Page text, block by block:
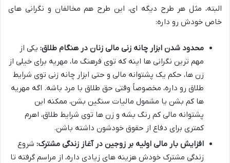
البته، مثل هر طرح دیگه ای، این طرح هم مخالفان و نگرانی های
خاص خودش رو داره:
محدود شدن ابزار چانه زنی مالی زنان در هنگام طلاق: یکی از
مهم ترین نگرانی ها اینه که توی فرهنگ ما، مهریه برای خیلی از
زن ها، حکم یک پشتوانه مالی و حتی ابزار چانه زنی توی شرایط
طلاق رو داره، مخصوصاً وقتی حق طلاق با مرد باشه. اگه مهریه
ها کم بشن یا مشمول مالیات سنگین بشن، ممکنه این
پشتوانه مالی کم رنگ بشه و زن ها توی شرایط طلاق، اهرم
کمتری برای دفاع از حقوق خودشون داشته باشن.
افزایش بار مالی اولیه بر زوجین در آغاز زندگی مشترک: شروع
زندگی مشترک خودش هزینه های زیادی داره، از مراسم گرفته تا